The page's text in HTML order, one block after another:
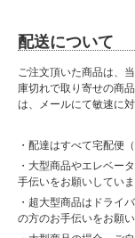
配送について
ご注文頂いた商品は、
庫切れで取り寄せの商
は、メールにて敏速に
・配達はすべて宅配便
・大型商品やエレベー
手伝いをお願いしてい
・超大型商品はドライ
の方のお手伝いをお願い